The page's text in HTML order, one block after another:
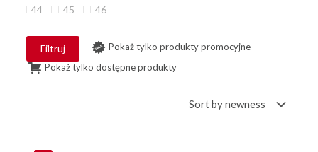
44
45 46
Filtruj
Pokaż tylko produkty promocyjne
Pokaż tylko dostępne produkty